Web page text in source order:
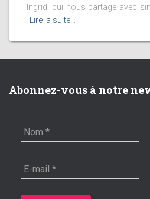
Ingrid, qui nous partage avec
Lire la suite…
Abonnez-vous à notre